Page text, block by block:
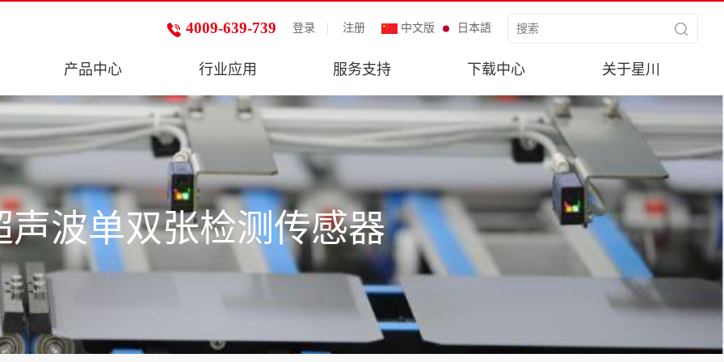
中文版 日本語
登录 注册
4009-639-739
产品中心 行业应用 服务支持 下载中心 关于星川
声波单双张检测传感器